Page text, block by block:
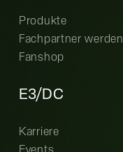
Produkte
Fachpartner werden
Fanshop
E3/DC
Karriere